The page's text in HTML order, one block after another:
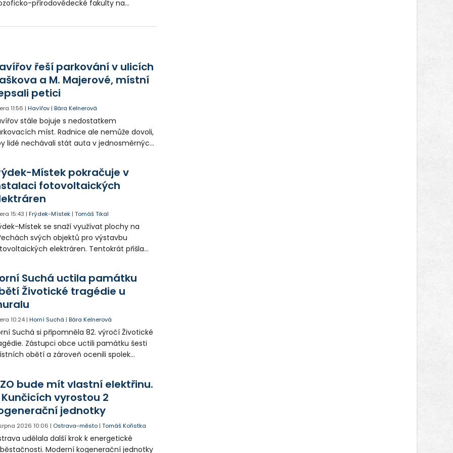
přírodovědecké fakulty na
jak se tvoří film, rozhlas či televizní
řeší parkování v ulicích
a M. Majerové, místní
petici
11:56 |Havířov |Bára Kelnerová
stále bojuje s nedostatkem
míst. Radnice ale nemůže dovoli,
lidé nechávali stát auta v jednosměrných
někteří obyvatelé rozhodli sepsat petici.
Místek pokračuje v
fotovoltaických
15:43 |Frýdek-Místek |Tomáš Tikal
Místek se snaží využívat plochy na
svých objektů pro výstavbu
elektráren. Tentokrát přišla
Suchá uctila památku
Životické tragédie u
10:24 |Horní Suchá |Bára Kelnerová
Suchá si připomněla 82. výročí Životické
Zástupci obce uctili památku šesti
obětí a zároveň ocenili spolek
bude mít vlastní elektřinu.
Kunčicích vyrostou 2
jednotky
2026 10:06 | Ostrava-město |Tomáš Kořistka
udělala další krok k energetické
Moderní kogenerační jednotky